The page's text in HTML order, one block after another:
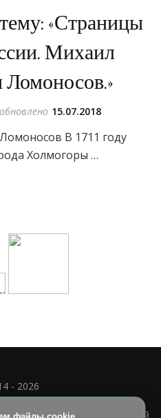
«Страницы
Михаил
обновлено 15.07.2018
В 1711 году
Холмогоры …
- 2026
материала
активной и индексируемой